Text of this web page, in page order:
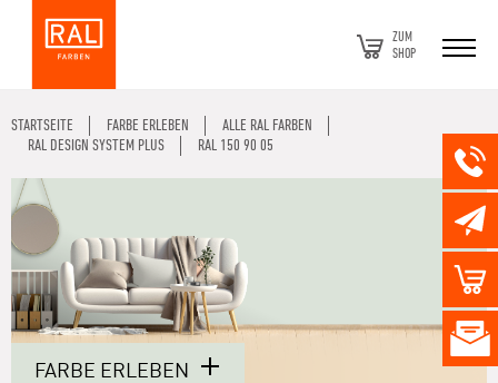
ZUM
SHOP
STARTSEITE FARBE ERLEBEN
ALLE RAL FARBEN
RAL DESIGN SYSTEM PLUS
RAL 150 90 05
FARBE ERLEBEN